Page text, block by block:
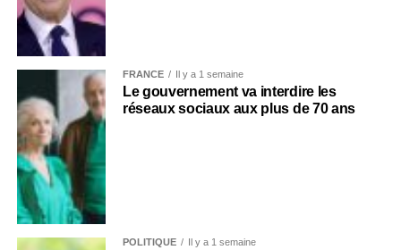
FRANCE Il y a 1 semaine
Le gouvernement va interdire les
réseaux sociaux aux plus de 70 ans
POLITIQUE Il y a 1 semaine